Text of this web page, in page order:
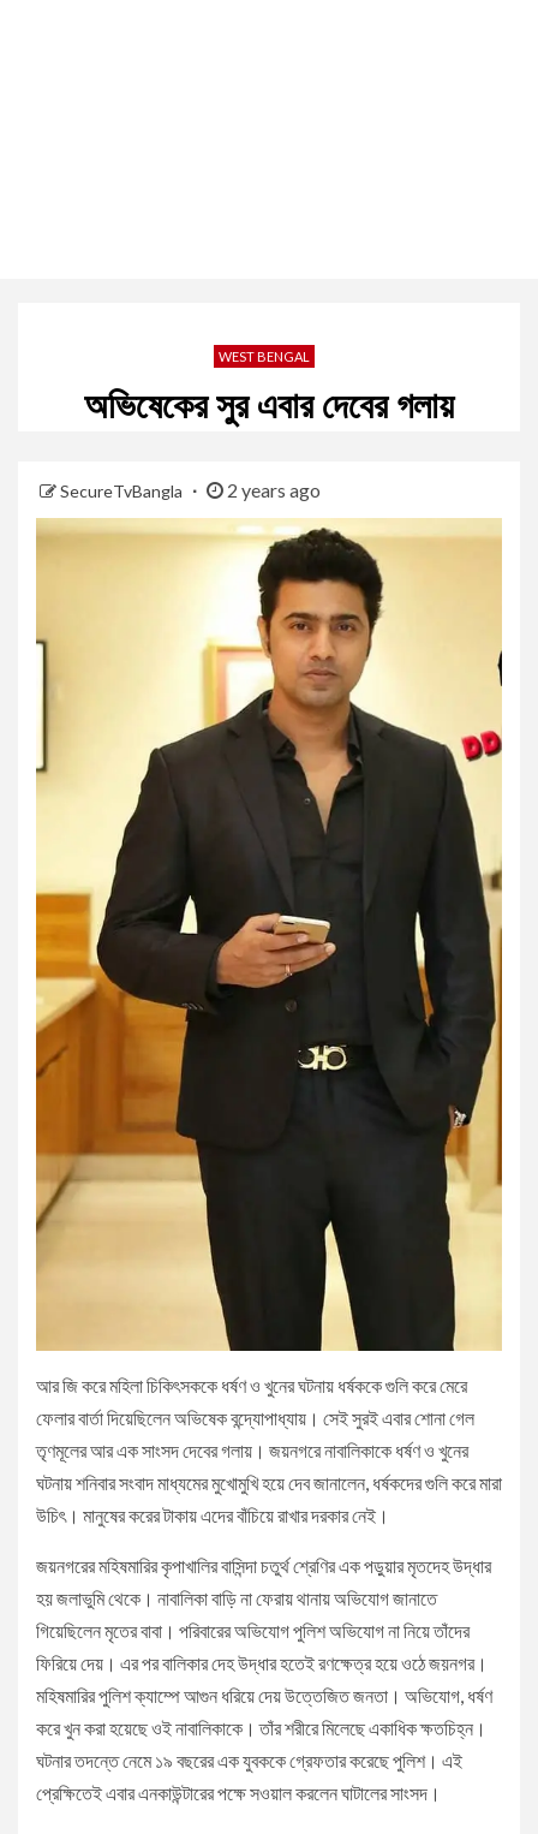
WEST BENGAL
অভিষেকের সুর এবার দেবের গলায়
SecureTvBangla 2 years ago
আর জি করে মহিলা চিকিৎসককে ধর্ষণ ও খুনের ঘটনায় ধর্ষককে গুলি করে মেরে
ফেলার বার্তা দিয়েছিলেন অভিষেক বন্দ্যোপাধ্যায়। সেই সুরই এবার শোনা গেল
তৃণমূলের আর এক সাংসদ দেবের গলায়। জয়নগরে নাবালিকাকে ধর্ষণ ও খুনের
ঘটনায় শনিবার সংবাদ মাধ্যমের মুখোমুখি হয়ে দেব জানালেন, ধর্ষকদের গুলি করে মারা
উচিৎ। মানুষের করের টাকায় এদের বাঁচিয়ে রাখার দরকার নেই।
জয়নগরের মহিষমারির কৃপাখালির বাসিন্দা চতুর্থ শ্রেণির এক পড়ুয়ার মৃতদেহ উদ্ধার
হয় জলাভুমি থেকে। নাবালিকা বাড়ি না ফেরায় থানায় অভিযোগ জানাতে
গিয়েছিলেন মৃতের বাবা। পরিবারের অভিযোগ পুলিশ অভিযোগ না নিয়ে তাঁদের
ফিরিয়ে দেয়। এর পর বালিকার দেহ উদ্ধার হতেই রণক্ষেত্র হয়ে ওঠে জয়নগর।
মহিষমারির পুলিশ ক্যাম্পে আগুন ধরিয়ে দেয় উত্তেজিত জনতা। অভিযোগ, ধর্ষণ
করে খুন করা হয়েছে ওই নাবালিকাকে। তাঁর শরীরে মিলেছে একাধিক ক্ষতচিহ্ন।
ঘটনার তদন্তে নেমে ১৯ বছরের এক যুবককে গ্রেফতার করেছে পুলিশ। এই
প্রেক্ষিতেই এবার এনকাউন্টারের পক্ষে সওয়াল করলেন ঘাটালের সাংসদ।